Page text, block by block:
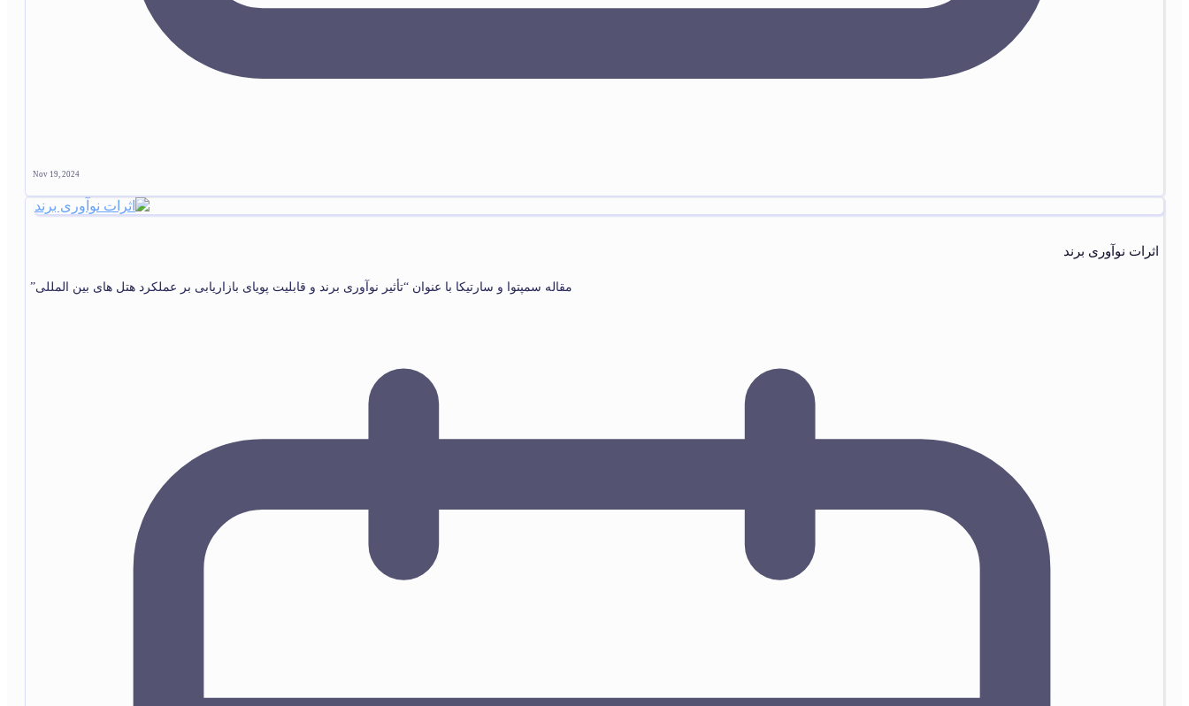
Nov 19, 2024
اثرات نوآوری برند
مقاله سمپتوا و سارتیکا با عنوان “تأثیر نوآوری برند و قابلیت پویای بازاریابی بر عملکرد هتل های بین المللی”